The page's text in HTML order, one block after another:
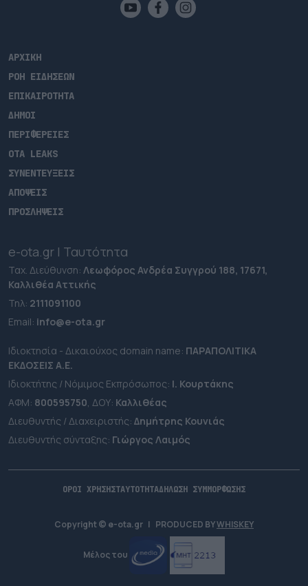
ΑΡΧΙΚΗ
ΡΟΗ ΕΙΔΗΣΕΩΝ
ΕΠΙΚΑΙΡΟΤΗΤΑ
ΔΗΜΟΙ
ΠΕΡΙΦΕΡΕΙΕΣ
OTA LEAKS
ΣΥΝΕΝΤΕΥΞΕΙΣ
ΑΠΟΨΕΙΣ
ΠΡΟΣΛΗΨΕΙΣ
e-ota.gr | Ταυτότητα
Ταχ. Διεύθυνση: Λεωφόρος Ανδρέα Συγγρού 188, 17671,
Καλλιθέα Αττικής
Τηλ: 2111091100
Εmail: info@e-ota.gr
Ιδιοκτησία - Δικαιούχος domain name: ΠΑΡΑΠΟΛΙΤΙΚΑ
ΕΚΔΟΣΕΙΣ A.E.
Ιδιοκτήτης / Νόμιμος Εκπρόσωπος: Ι. Κουρτάκης
ΑΦΜ: 800595750, ΔΟΥ: Καλλιθέας
Διευθυντής / Διαχειριστής: Δημήτρης Κουνιάς
Διευθυντής σύνταξης: Γιώργος Λαιμός
ΟΡΟΙ ΧΡΗΣΗΣΤΑΥΤΟΤΗΤΑΔΗΛΩΣΗ ΣΥΜΜΟΡΦΩΣΗΣ
Copyright © e-ota.gr | PRODUCED BYWHISKEY
Μέλος του